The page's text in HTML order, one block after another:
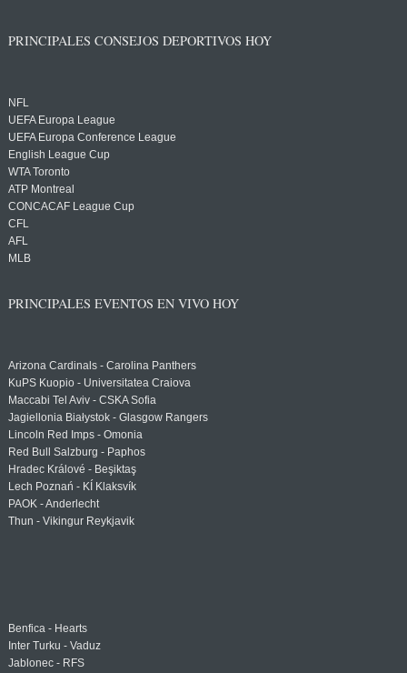
PRINCIPALES CONSEJOS DEPORTIVOS HOY
NFL
UEFA Europa League
UEFA Europa Conference League
English League Cup
WTA Toronto
ATP Montreal
CONCACAF League Cup
CFL
AFL
MLB
PRINCIPALES EVENTOS EN VIVO HOY
Arizona Cardinals - Carolina Panthers
KuPS Kuopio - Universitatea Craiova
Maccabi Tel Aviv - CSKA Sofia
Jagiellonia Białystok - Glasgow Rangers
Lincoln Red Imps - Omonia
Red Bull Salzburg - Paphos
Hradec Králové - Beşiktaş
Lech Poznań - KÍ Klaksvík
PAOK - Anderlecht
Thun - Vikingur Reykjavik
Benfica - Hearts
Inter Turku - Vaduz
Jablonec - RFS